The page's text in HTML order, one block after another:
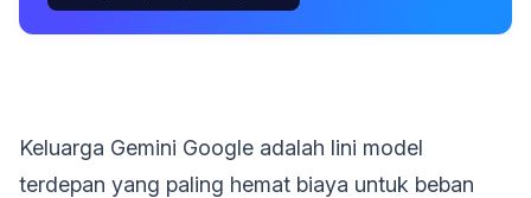
Keluarga Gemini Google adalah lini model
terdepan yang paling hemat biaya untuk beban